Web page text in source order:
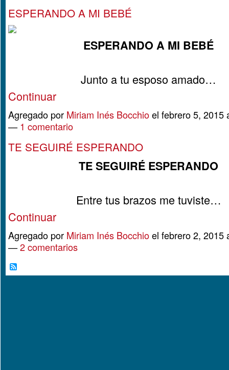
ESPERANDO A MI BEBÉ
ESPERANDO A MI BEBÉ
Junto a tu esposo amado…
Continuar
Agregado por Miriam Inés Bocchioel febrero 5, 2015
—1 comentario
TE SEGUIRÉ ESPERANDO
TE SEGUIRÉ ESPERANDO
Entre tus brazos me tuviste…
Continuar
Agregado por Miriam Inés Bocchioel febrero 2, 2015
—2 comentarios